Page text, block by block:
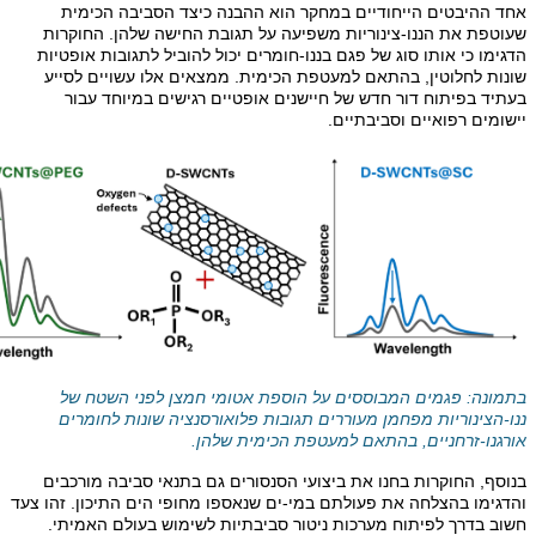
אחד ההיבטים הייחודיים במחקר הוא ההבנה כיצד הסביבה הכימית
שעוטפת את הננו-צינוריות משפיעה על תגובת החישה שלהן. החוקרות
הדגימו כי אותו סוג של פגם בננו-חומרים יכול להוביל לתגובות אופטיות
שונות לחלוטין, בהתאם למעטפת הכימית. ממצאים אלו עשויים לסייע
בעתיד בפיתוח דור חדש של חיישנים אופטיים רגישים במיוחד עבור
יישומים רפואיים וסביבתיים.
בתמונה: פגמים המבוססים על הוספת אטומי חמצן לפני השטח של
ננו-הצינוריות מפחמן מעוררים תגובות פלואורסנציה שונות לחומרים
אורגנו-זרחניים, בהתאם למעטפת הכימית שלהן.
בנוסף, החוקרות בחנו את ביצועי הסנסורים גם בתנאי סביבה מורכבים
והדגימו בהצלחה את פעולתם במי-ים שנאספו מחופי הים התיכון. זהו צעד
חשוב בדרך לפיתוח מערכות ניטור סביבתיות לשימוש בעולם האמיתי.